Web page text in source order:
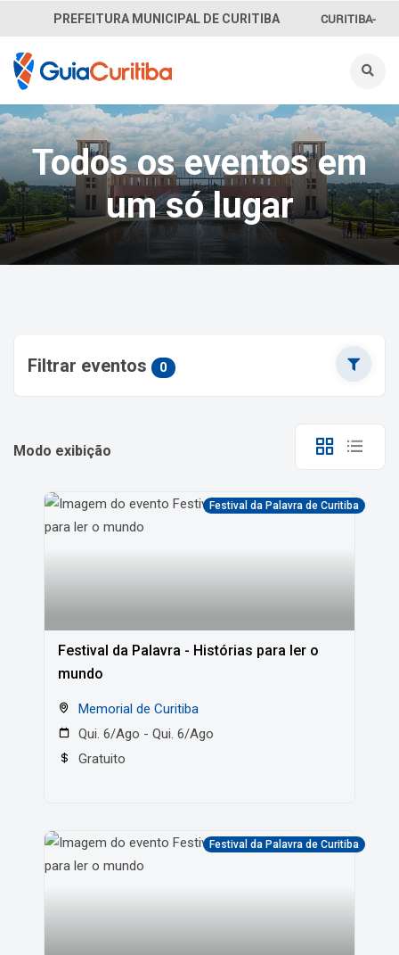
PREFEITURA MUNICIPAL DE CURITIBA CURITIBA-
INFORMAÇÃO
SECRETARIAS
Todos os eventos em
um só lugar
Filtrar eventos 0
Modo exibição
Festival da Palavra de Curitiba
Festival da Palavra - Histórias para ler o
mundo
Memorial de Curitiba
Qui. 6/Ago - Qui. 6/Ago
Gratuito
Festival da Palavra de Curitiba